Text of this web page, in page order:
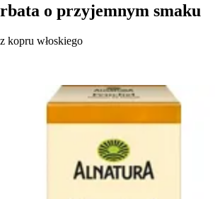
o przyjemnym smaku
kopru włoskiego